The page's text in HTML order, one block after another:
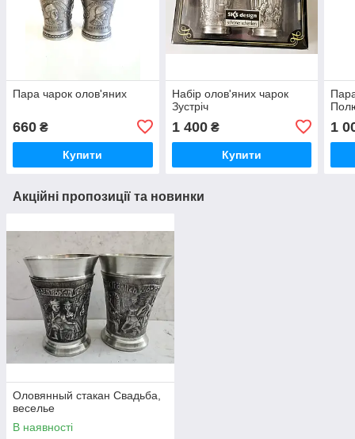
Пара чарок олов'яних
660 ₴
Купити
Набір олов'яних чарок
Зустріч
1 400₴
Купити
1
Акційні пропозиції та новинки
Оловянный стакан Свадьба,
веселье
В наявності